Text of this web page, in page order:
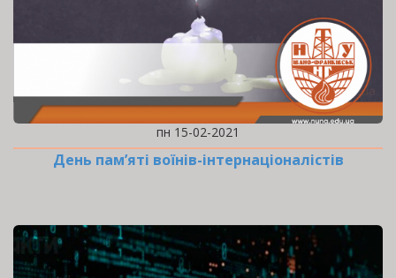
пн 15-02-2021
День пам’яті воїнів-інтернаціоналістів